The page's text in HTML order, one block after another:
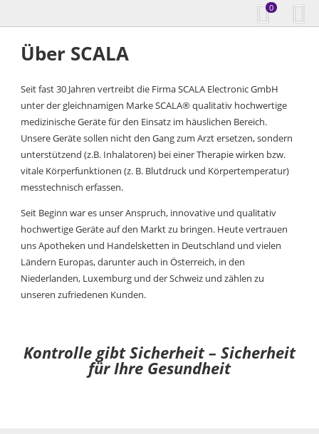
0
Über SCALA
Seit fast 30 Jahren vertreibt die Firma SCALA Electronic GmbH
unter der gleichnamigen Marke SCALA® qualitativ hochwertige
medizinische Geräte für den Einsatz im häuslichen Bereich.
Unsere Geräte sollen nicht den Gang zum Arzt ersetzen, sondern
unterstützend (z.B. Inhalatoren) bei einer Therapie wirken bzw.
vitale Körperfunktionen (z. B. Blutdruck und Körpertemperatur)
messtechnisch erfassen.
Seit Beginn war es unser Anspruch, innovative und qualitativ
hochwertige Geräte auf den Markt zu bringen. Heute vertrauen
uns Apotheken und Handelsketten in Deutschland und vielen
Ländern Europas, darunter auch in Österreich, in den
Niederlanden, Luxemburg und der Schweiz und zählen zu
unseren zufriedenen Kunden.
Kontrolle gibt Sicherheit – Sicherheit
für Ihre Gesundheit